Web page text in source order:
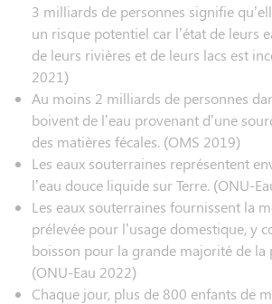
3 milliards de personnes signifie
un risque potentiel car l’état de leurs
de leurs rivières et de leurs lacs est
2021)
Au moins 2 milliards de personnes
boivent de l’eau provenant d’une
des matières fécales. (OMS 2019)
Les eaux souterraines représentent
l’eau douce liquide sur Terre. (ONU-
Les eaux souterraines fournissent la
prélevée pour l’usage domestique, y
boisson pour la grande majorité de
(ONU-Eau 2022)
Chaque jour, plus de 800 enfants de